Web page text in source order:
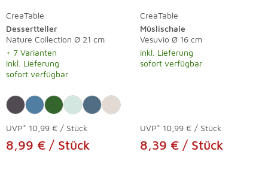
CreaTable
Dessertteller
Nature Collection Ø 21 cm
+ 7 Varianten
inkl. Lieferung
sofort verfügbar
UVP* 10,99 € / Stück
8,99 € / Stück
CreaTable
Müslischale
Vesuvio Ø 16 cm
inkl. Lieferung
sofort verfügbar
UVP* 10,99 € / Stück
8,39 € / Stück